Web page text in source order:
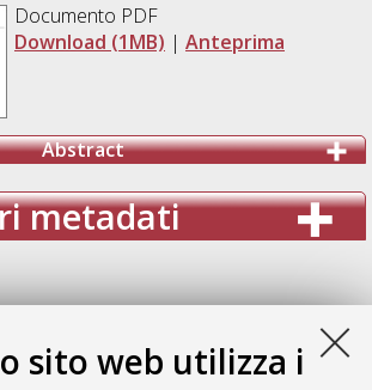
sito web utilizza i
Documento PDF
Download (1MB) | Anteprima
Abstract
metadati